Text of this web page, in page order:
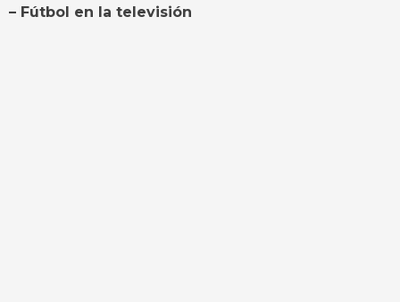
– Fútbol en la televisión